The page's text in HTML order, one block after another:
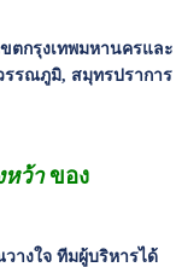
ตกรุงเทพมหานครและ
รณภูมิ, สมุทรปราการ
หว้าของ
างใจ ทีมผู้บริหารได้